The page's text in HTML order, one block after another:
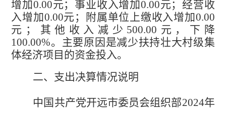
增加0.00元；事业收入增加0.00元；经营收
入增加0.00元；附属单位上缴收入增加0.00
元；其他收入 减少 500.00 元， 下降
100.00%。 主要原因 是减少扶持壮大村级集
体经济项目的资金投入。
二、支出决算情况说明
中国共产党开远市委员会组织部2024年